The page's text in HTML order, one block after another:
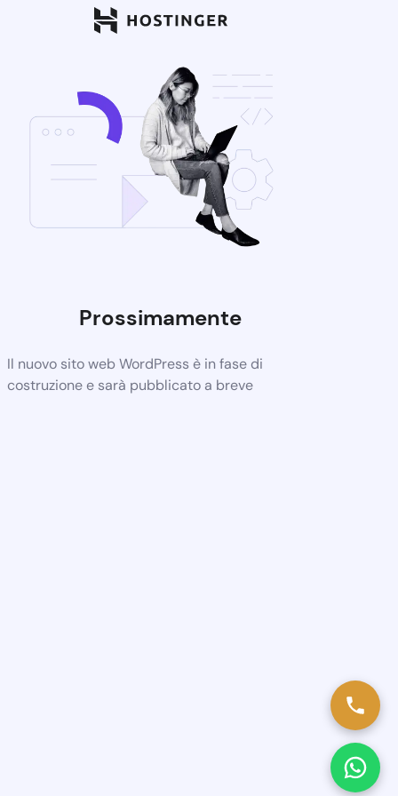
Prossimamente
Il nuovo sito web WordPress è in fase di
costruzione e sarà pubblicato a breve